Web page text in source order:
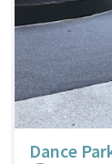
Dance